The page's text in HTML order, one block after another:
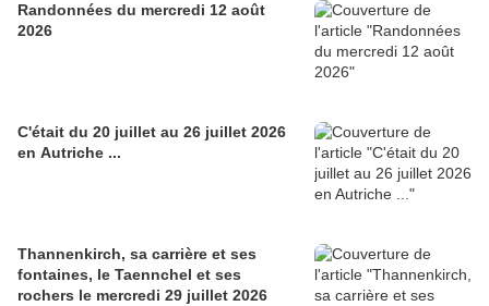
Randonnées du mercredi 12 août
2026
C'était du 20 juillet au 26 juillet 2026
en Autriche ...
Thannenkirch, sa carrière et ses
fontaines, le Taennchel et ses
rochers le mercredi 29 juillet 2026